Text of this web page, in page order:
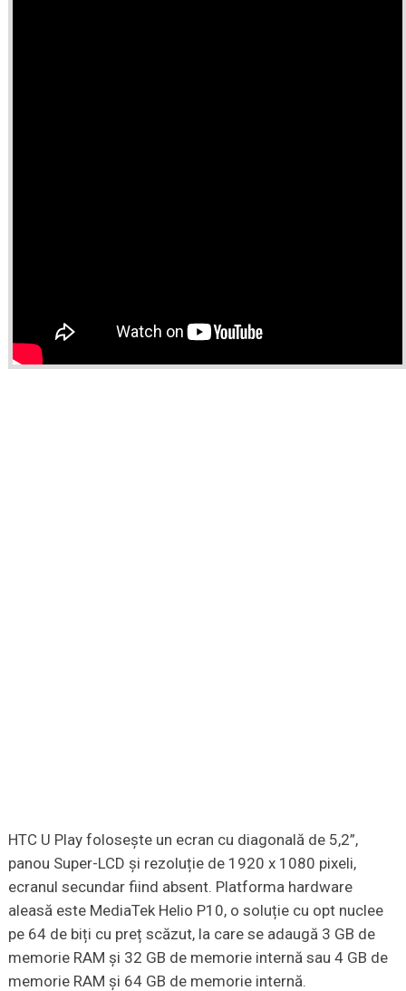
HTC U Play folosește un ecran cu diagonală de 5,2”,
panou Super-LCD și rezoluție de 1920 x 1080 pixeli,
ecranul secundar fiind absent. Platforma hardware
aleasă este MediaTek Helio P10, o soluție cu opt nuclee
pe 64 de biți cu preț scăzut, la care se adaugă 3 GB de
memorie RAM și 32 GB de memorie internă sau 4 GB de
memorie RAM și 64 GB de memorie internă.